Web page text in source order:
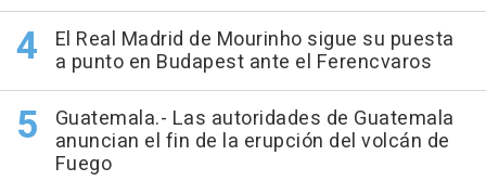
El Real Madrid de Mourinho sigue su puesta
a punto en Budapest ante el Ferencvaros
Guatemala.- Las autoridades de Guatemala
anuncian el fin de la erupción del volcán de
Fuego